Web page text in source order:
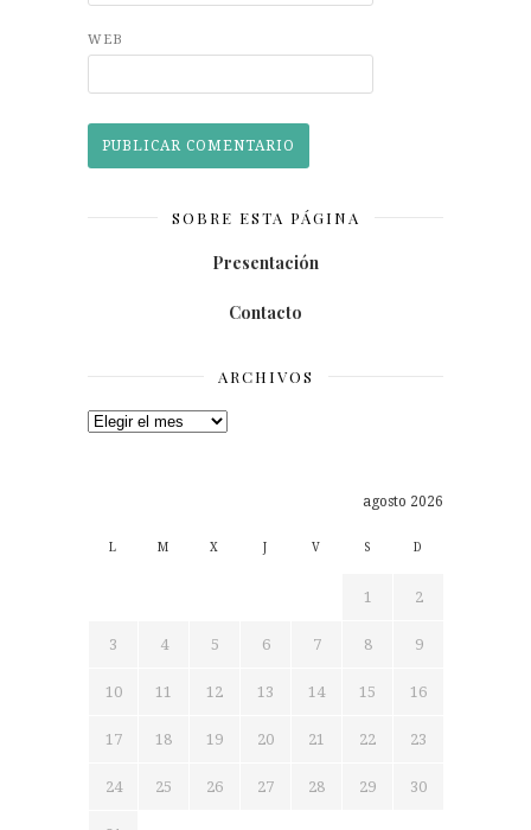
WEB
SOBRE ESTA PÁGINA
Presentación
Contacto
ARCHIVOS
Archivos
agosto 2026
L M X J V S D
1 2
3 4 5 6 7 8 9
10 11 12 13 14 15 16
17 18 19 20 21 22 23
24 25 26 27 28 29 30